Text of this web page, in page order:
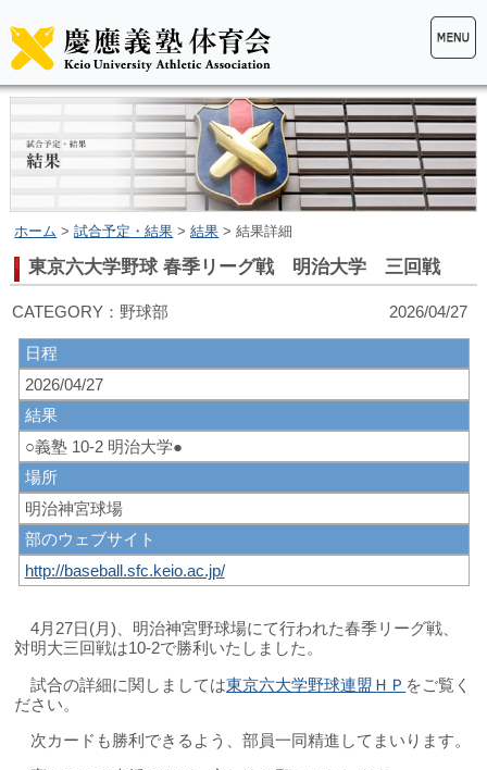
ホーム >試合予定・結果 >結果 > 結果詳細
東京六大学野球 春季リーグ戦 明治大学 三回戦
CATEGORY：野球部 2026/04/27
日程
2026/04/27
結果
○義塾 10-2 明治大学●
場所
明治神宮球場
部のウェブサイト
http://baseball.sfc.keio.ac.jp/
4月27日(月)、明治神宮野球場にて行われた春季リーグ戦、
対明大三回戦は10-2で勝利いたしました。
試合の詳細に関しましては東京六大学野球連盟ＨＰ をご覧く
ださい。
次カードも勝利できるよう、部員一同精進してまいります。